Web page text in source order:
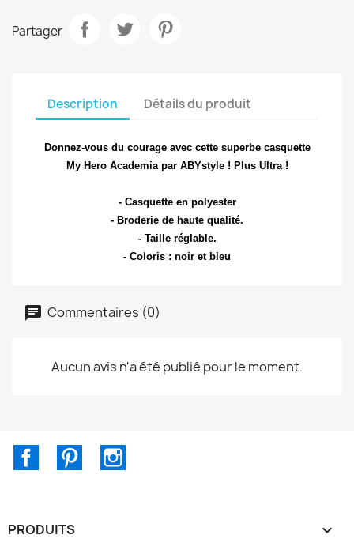
Partager
Description Détails du produit
Donnez-vous du courage avec cette superbe casquette
My Hero Academia par ABYstyle ! Plus Ultra !
- Casquette en polyester
- Broderie de haute qualité.
- Taille réglable.
- Coloris : noir et bleu
Commentaires (0)
Aucun avis n'a été publié pour le moment.
FacebookPinterest
PRODUITS 